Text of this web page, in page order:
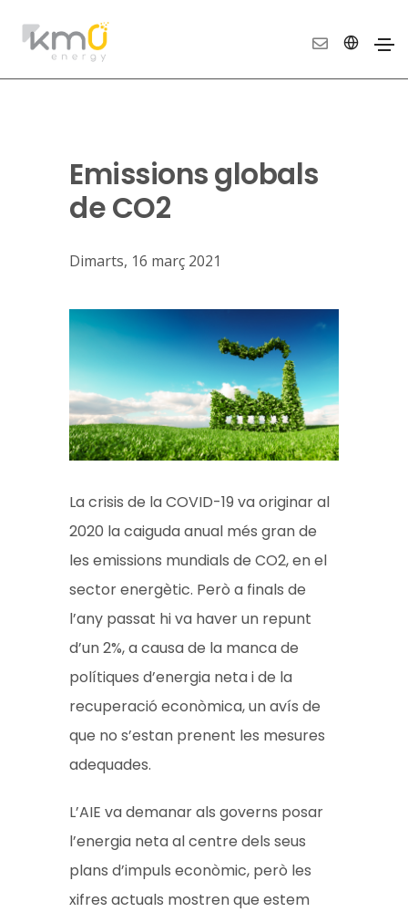
Emissions globals
de CO2
Dimarts, 16 març 2021
La crisis de la COVID-19 va originar al
2020 la caiguda anual més gran de
les emissions mundials deCO2, en el
sector energètic. Però a finals de
l’any passat hi va haver un repunt
d’un 2%, a causa de la manca de
polítiques d’energia neta i de la
recuperació econòmica, un avís de
que no s’estan prenent les mesures
adequades.
L’AIE va demanar als governs posar
l’energia neta al centre dels seus
plans d’impuls econòmic, però les
xifres actuals mostren que estem